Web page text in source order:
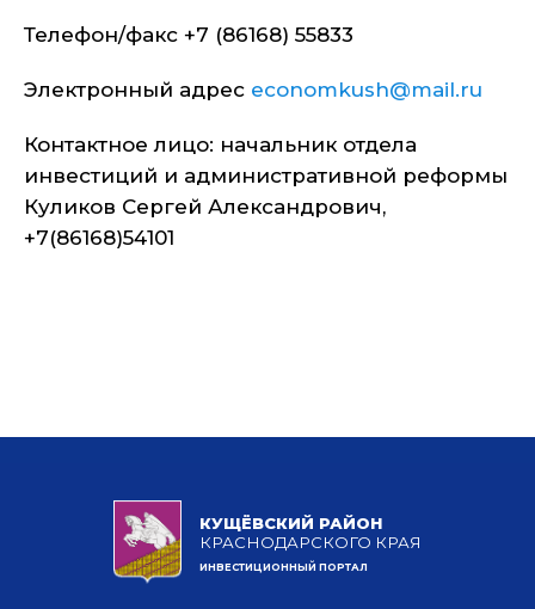
Телефон/факс +7 (86168) 55833
Электронный адрес economkush@mail.ru
Контактное лицо: начальник отдела
инвестиций и административной реформы
Куликов Сергей Александрович,
+7(86168)54101
КУЩЁВСКИЙ РАЙОН
КРАСНОДАРСКОГО КРАЯ
ИНВЕСТИЦИОННЫЙ ПОРТАЛ